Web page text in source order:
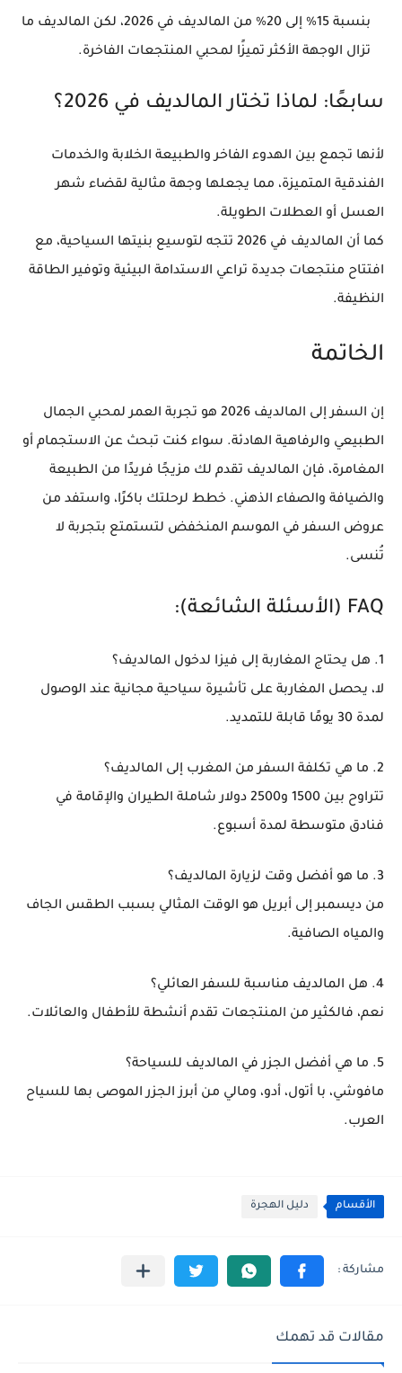
بنسبة 15% إلى 20%
من المالديف في 2026، لكن المالديف ما
تزال الوجهة الأكثر تميزًا لمحبي المنتجعات الفاخرة.
سابعًا: لماذا تختار المالديف في 2026؟
لأنها تجمع بين الهدوء الفاخروالطبيعة الخلابة والخدمات
الفندقية المتميزة، مما يجعلها وجهة مثالية لقضاء شهر
العسل أو العطلات الطويلة.
كما أن المالديف في 2026 تتجه لتوسيع بنيتها السياحية، مع
افتتاح منتجعات جديدة تراعي الاستدامة البيئية وتوفير الطاقة
النظيفة.
الخاتمة
إن السفر إلى المالديف 2026
هو تجربة العمر لمحبي الجمال
الطبيعي والرفاهية الهادئة. سواء كنت تبحث عن الاستجمام أو
المغامرة، فإن المالديف تقدم لك مزيجًا فريدًا من الطبيعة
والضيافة والصفاء الذهني. خطط لرحلتك باكرًا، واستفد من
عروض السفر في الموسم المنخفض لتستمتع بتجربة لا
تُنسى.
FAQ (الأسئلة الشائعة):
1. هل يحتاج المغاربة إلى فيزا لدخول المالديف؟
لا، يحصل المغاربة على تأشيرة سياحية مجانية عند الوصول
لمدة 30 يومًا قابلة للتمديد.
2. ما هي تكلفة السفر من المغرب إلى المالديف؟
تتراوح بين 1500 و2500 دولار شاملة الطيران والإقامة في
فنادق متوسطة لمدة أسبوع.
3. ما هو أفضل وقت لزيارة المالديف؟
من ديسمبر إلى أبريل هو الوقت المثالي بسبب الطقس الجاف
والمياه الصافية.
4. هل المالديف مناسبة للسفر العائلي؟
نعم، فالكثير من المنتجعات تقدم أنشطة للأطفال والعائلات.
5. ما هي أفضل الجزر في المالديف للسياحة؟
مافوشي، با أتول، أدو، ومالي من أبرز الجزر الموصى بها للسياح
العرب.
الأقسام دليل الهجرة
مقالات قد تهمك